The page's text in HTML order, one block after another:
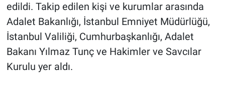
edildi. Takip edilen kişi ve kurumlar arasında
Adalet Bakanlığı, İstanbul Emniyet Müdürlüğü,
İstanbul Valiliği, Cumhurbaşkanlığı, Adalet
Bakanı Yılmaz Tunç ve Hakimler ve Savcılar
Kurulu yer aldı.